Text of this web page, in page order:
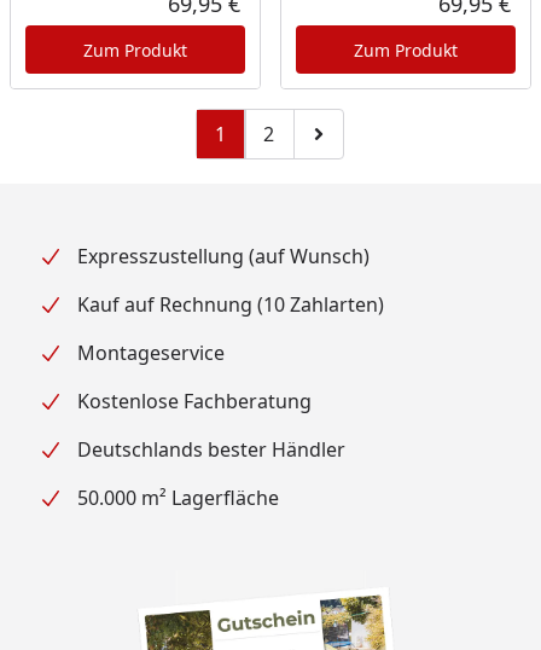
Aktueller Preis
Zum Produkt Zum Produkt
1 Zu Seite 2
2 Zur nächsten Seite
Expresszustellung (auf Wunsch)
Kauf auf Rechnung (10 Zahlarten)
Montageservice
Kostenlose Fachberatung
Deutschlands bester Händler
50.000 m² Lagerfläche